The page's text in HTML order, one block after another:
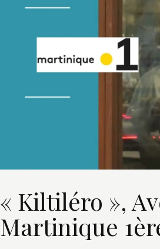
« Kiltiléro »,
Martinique